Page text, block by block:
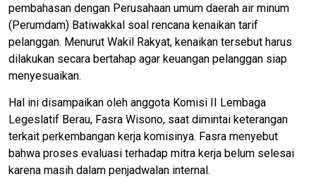
pembahasan dengan Perusahaan umum daerah air minum
(Perumdam) Batiwakkal soal rencana kenaikan tarif
pelanggan. Menurut Wakil Rakyat, kenaikan tersebut harus
dilakukan secara bertahap agar keuangan pelanggan siap
menyesuaikan.
Hal ini disampaikan oleh anggota Komisi II Lembaga
Legeslatif Berau, Fasra Wisono, saat dimintai keterangan
terkait perkembangan kerja komisinya. Fasra menyebut
bahwa proses evaluasi terhadap mitra kerja belum selesai
karena masih dalam penjadwalan internal.